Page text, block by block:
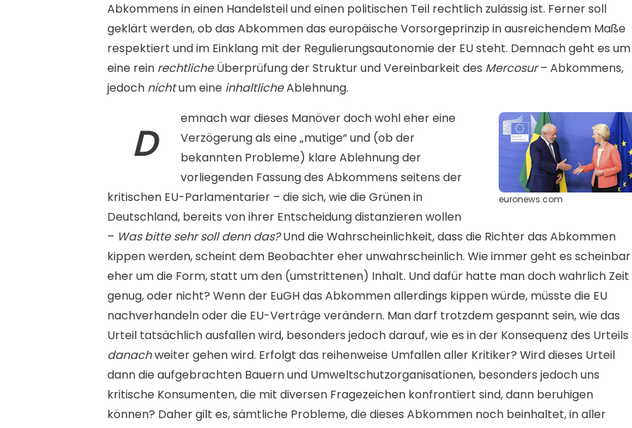
Abkommens in einen Handelsteil und einen politischen Teil rechtlich zulässig ist. Ferner soll
geklärt werden, ob das Abkommen das europäische Vorsorgeprinzip in ausreichendem Maße
respektiert und im Einklang mit der Regulierungsautonomie der EU steht. Demnach geht es um
eine rein rechtlicheÜberprüfung der Struktur und Vereinbarkeit des Mercosur– Abkommens,
jedoch nichtum eine inhaltlicheAblehnung.
euronews.com
D
emnach war dieses Manöver doch wohl eher eine
Verzögerung als eine „mutige“ und (ob der
bekannten Probleme) klare Ablehnung der
vorliegenden Fassung des Abkommens seitens der
kritischen EU-Parlamentarier – die sich, wie die Grünen in
Deutschland, bereits von ihrer Entscheidung distanzieren wollen
– Was bitte sehr soll denn das?Und die Wahrscheinlichkeit, dass die Richter das Abkommen
kippen werden, scheint dem Beobachter eher unwahrscheinlich. Wie immer geht es scheinbar
eher um die Form, statt um den (umstrittenen) Inhalt. Und dafür hatte man doch wahrlich Zeit
genug, oder nicht? Wenn der EuGH das Abkommen allerdings kippen würde, müsste die EU
nachverhandeln oder die EU-Verträge verändern. Man darf trotzdem gespannt sein, wie das
Urteil tatsächlich ausfallen wird, besonders jedoch darauf, wie es in der Konsequenz des Urteils
danachweiter gehen wird. Erfolgt das reihenweise Umfallen aller Kritiker? Wird dieses Urteil
dann die aufgebrachten Bauern und Umweltschutzorganisationen, besonders jedoch uns
kritische Konsumenten, die mit diversen Fragezeichen konfrontiert sind, dann beruhigen
können? Daher gilt es, sämtliche Probleme, die dieses Abkommen noch beinhaltet, in aller